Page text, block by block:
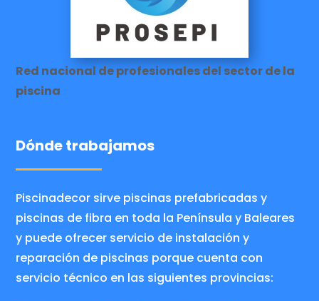
Red nacional de profesionales del sector de la
piscina
Dónde trabajamos
Piscinadecor sirve piscinas prefabricadas y
piscinas de fibra en toda la Península y Baleares
y puede ofrecer servicio de instalación y
reparación de piscinas porque cuenta con
servicio técnico en las siguientes provincias: